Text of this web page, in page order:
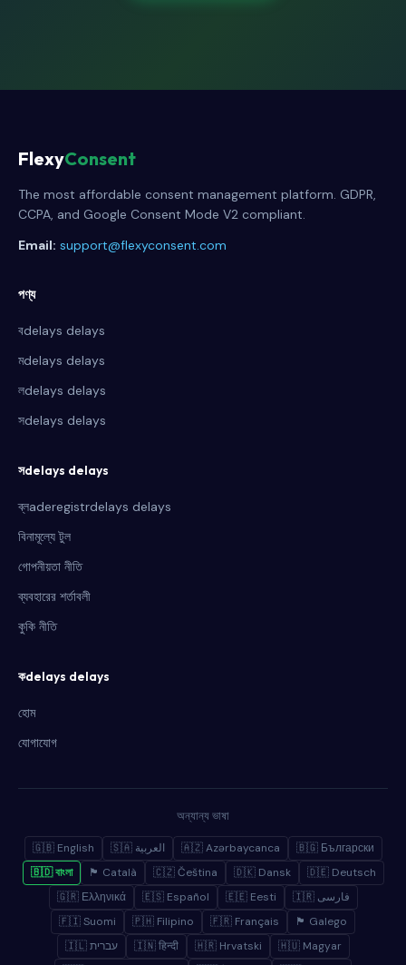
FlexyConsent
The most affordable consent management platform. GDPR,
CCPA, and Google Consent Mode V2 compliant.
Email: support@flexyconsent.com
পণ্য
বdelays delays
মdelays delays
লdelays delays
সdelays delays
সdelays delays
ব্লaderegistrdelays delays
বিনামূল্যে টুল
গোপনীয়তা নীতি
ব্যবহারের শর্তাবলী
কুকি নীতি
কdelays delays
হোম
যোগাযোগ
অন্যান্য ভাষা
🇬🇧 English 🇸🇦 العربية 🇦🇿 Azərbaycanca
🇧🇬 Български
🇧🇩 বাংলা
🏴 Català 🇨🇿 Čeština 🇩🇰 Dansk
🇩🇪 Deutsch
🇬🇷 Ελληνικά
🇪🇸 Español 🇪🇪 Eesti
🇮🇷 فارسی
🇫🇮 Suomi
🇵🇭 Filipino 🇫🇷 Français
🏴 Galego
🇮🇱 עברית
🇮🇳 हिन्दी 🇭🇷 Hrvatski
🇭🇺 Magyar